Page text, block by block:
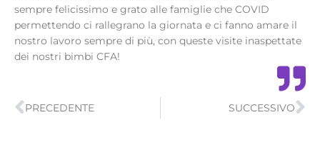
sempre felicissimo e grato alle famiglie che COVID
permettendo ci rallegrano la giornata e ci fanno amare il
nostro lavoro sempre di più, con queste visite inaspettate
dei nostri bimbi CFA!
Precedente
PRECEDENTE SUCCESSIVO